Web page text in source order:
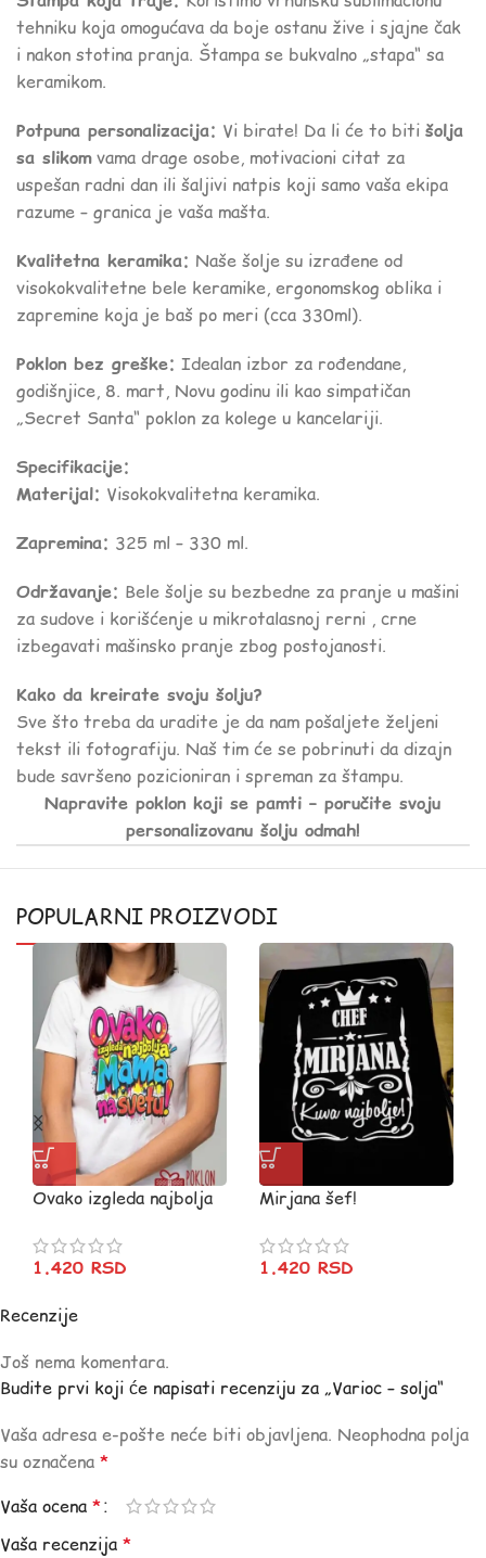
tehniku koja omogućava da boje ostanu žive i sjajne čak
i nakon stotina pranja. Štampa se bukvalno „stapa“ sa
keramikom.
Potpuna personalizacija: Vi birate! Da li će to biti šolja
sa slikomvama drage osobe, motivacioni citat za
uspešan radni dan ili šaljivi natpis koji samo vaša ekipa
razume – granica je vaša mašta.
Kvalitetna keramika: Naše šolje su izrađene od
visokokvalitetne bele keramike, ergonomskog oblika i
zapremine koja je baš po meri (cca 330ml).
Poklon bez greške: Idealan izbor za rođendane,
godišnjice, 8. mart, Novu godinu ili kao simpatičan
„Secret Santa“ poklon za kolege u kancelariji.
Specifikacije:
Materijal: Visokokvalitetna keramika.
Zapremina: 325 ml – 330 ml.
Održavanje: Bele šolje su bezbedne za pranje u mašini
za sudove i korišćenje u mikrotalasnoj rerni , crne
izbegavati mašinsko pranje zbog postojanosti.
Kako da kreirate svoju šolju?
Sve što treba da uradite je da nam pošaljete željeni
tekst ili fotografiju. Naš tim će se pobrinuti da dizajn
bude savršeno pozicioniran i spreman za štampu.
Napravite poklon koji se pamti – poručite svoju
personalizovanu šolju odmah!
POPULARNI PROIZVODI
Ovako izgleda najbolja
1.420 RSD
Mirjana šef!
1.420 RSD
Recenzije
Još nema komentara.
Budite prvi koji će napisati recenziju za „Varioc – solja“
Vaša adresa e-pošte neće biti objavljena. Neophodna polja
su označena *
Vaša ocena *
Vaša recenzija *